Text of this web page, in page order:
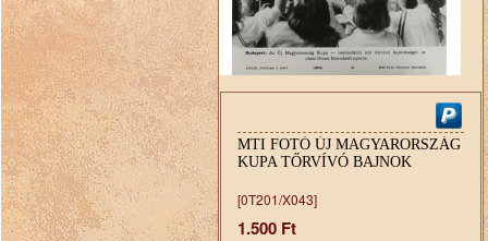
MTI FOTÓ ÚJ MAGYARORSZÁG
KUPA TŐRVÍVÓ BAJNOK
[0T201/X043]
1.500 Ft